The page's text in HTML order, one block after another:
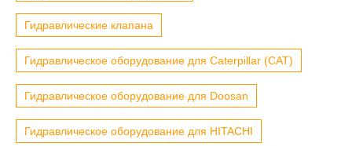
Гидравлические клапана
Гидравлическое оборудование для Caterpillar (CAT)
Гидравлическое оборудование для Doosan
Гидравлическое оборудование для HITACHI